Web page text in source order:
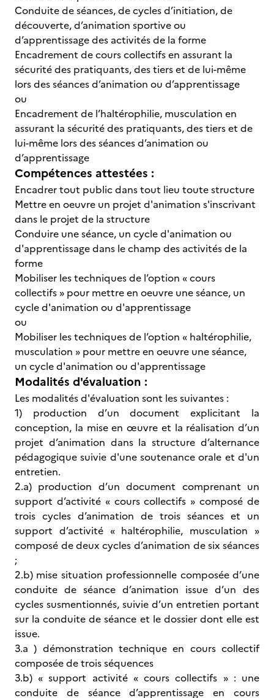
Conduite de séances, de cycles d’initiation, de
découverte, d’animation sportive ou
d’apprentissage des activités de la forme
Encadrement de cours collectifs en assurant la
sécurité des pratiquants, des tiers et de lui-même
lors des séances d’animation ou d’apprentissage
ou
Encadrement de l’haltérophilie, musculation en
assurant la sécurité des pratiquants, des tiers et de
lui-même lors des séances d’animation ou
d’apprentissage
Compétences attestées :
Encadrer tout public dans tout lieu toute structure
Mettre en oeuvre un projet d'animation s'inscrivant
dans le projet de la structure
Conduire une séance, un cycle d'animation ou
d'apprentissage dans le champ des activités de la
forme
Mobiliser les techniques de l’option « cours
collectifs » pour mettre en oeuvre une séance, un
cycle d'animation ou d'apprentissage
ou
Mobiliser les techniques de l’option « haltérophilie,
musculation » pour mettre en oeuvre une séance,
un cycle d'animation ou d'apprentissage
Modalités d'évaluation :
Les modalités d'évaluation sont les suivantes :
1) production d’un document explicitant la
conception, la mise en œuvre et la réalisation d’un
projet d’animation dans la structure d’alternance
pédagogique suivie d'une soutenance orale et d'un
entretien.
2.a) production d’un document comprenant un
support d’activité « cours collectifs » composé de
trois cycles d’animation de trois séances et un
support d’activité « haltérophilie, musculation »
composé de deux cycles d’animation de six séances
;
2.b) mise situation professionnelle composée d’une
conduite de séance d’animation issue d’un des
cycles susmentionnés, suivie d’un entretien portant
sur la conduite de séance et le dossier dont elle est
issue.
3.a ) démonstration technique en cours collectif
composée de trois séquences
3.b) « support activité « cours collectifs » : une
conduite de séance d’apprentissage en cours